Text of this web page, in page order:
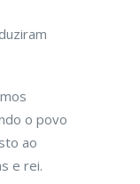
o povo
ao
e rei.